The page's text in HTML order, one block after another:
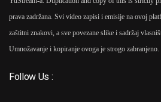
prava zadržana. Svi video zapisi i emisije na ovoj
zaštitni znakovi, a sve povezane slike i sadržaj
Umnožavanje i kopiranje ovoga je strogo zabranjeno.
Follow Us :